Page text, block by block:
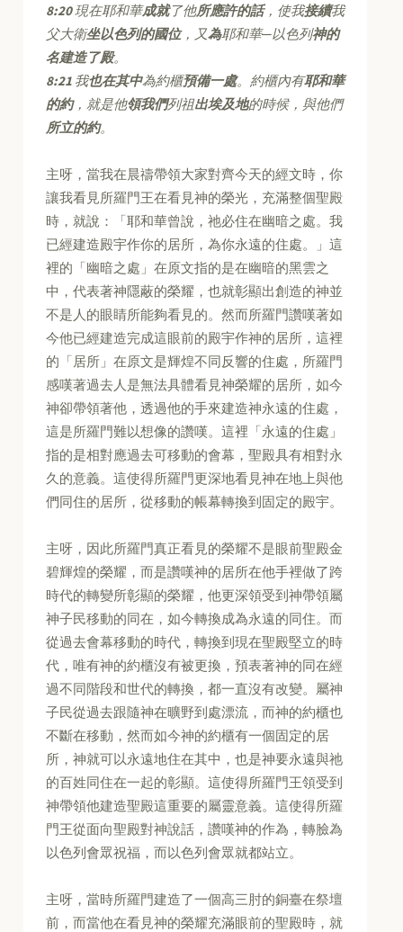
8:20現在耶和華成就了他所應許的話，使我接續我
父大衛坐以色列的國位，又為耶和華─以色列神的
名建造了殿。
8:21 我也在其中為約櫃預備一處。約櫃內有耶和華
的約，就是他領我們列祖出埃及地的時候，與他們
所立的約。
主呀，當我在晨禱帶領大家對齊今天的經文時，你
讓我看見所羅門王在看見神的榮光，充滿整個聖殿
時，就說：「耶和華曾說，祂必住在幽暗之處。我
已經建造殿宇作你的居所，為你永遠的住處。」這
裡的「幽暗之處」在原文指的是在幽暗的黑雲之
中，代表著神隱蔽的榮耀，也就彰顯出創造的神並
不是人的眼睛所能夠看見的。然而所羅門讚嘆著如
今他已經建造完成這眼前的殿宇作神的居所，這裡
的「居所」在原文是輝煌不同反響的住處，所羅門
感嘆著過去人是無法具體看見神榮耀的居所，如今
神卻帶領著他，透過他的手來建造神永遠的住處，
這是所羅門難以想像的讚嘆。這裡「永遠的住處」
指的是相對應過去可移動的會幕，聖殿具有相對永
久的意義。這使得所羅門更深地看見神在地上與他
們同住的居所，從移動的帳幕轉換到固定的殿宇。
主呀，因此所羅門真正看見的榮耀不是眼前聖殿金
碧輝煌的榮耀，而是讚嘆神的居所在他手裡做了跨
時代的轉變所彰顯的榮耀，他更深領受到神帶領屬
神子民移動的同在，如今轉換成為永遠的同住。而
從過去會幕移動的時代，轉換到現在聖殿堅立的時
代，唯有神的約櫃沒有被更換，預表著神的同在經
過不同階段和世代的轉換，都一直沒有改變。屬神
子民從過去跟隨神在曠野到處漂流，而神的約櫃也
不斷在移動，然而如今神的約櫃有一個固定的居
所，神就可以永遠地住在其中，也是神要永遠與祂
的百姓同住在一起的彰顯。這使得所羅門王領受到
神帶領他建造聖殿這重要的屬靈意義。這使得所羅
門王從面向聖殿對神說話，讚嘆神的作為，轉臉為
以色列會眾祝福，而以色列會眾就都站立。
主呀，當時所羅門建造了一個高三肘的銅臺在祭壇
前，而當他在看見神的榮耀充滿眼前的聖殿時，就